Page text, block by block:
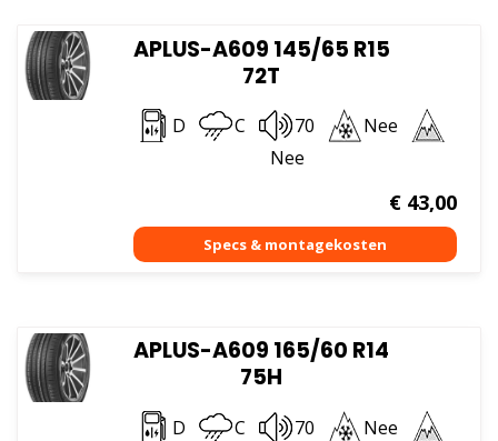
APLUS-A609 145/65 R15
72T
D C 70
Nee
Nee
€43,00
APLUS-A609 165/60 R14
75H
D C 70
Nee